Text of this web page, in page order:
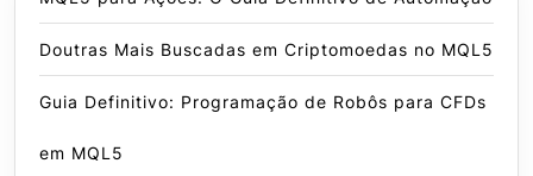
Doutras Mais Buscadas em Criptomoedas no MQL5
Guia Definitivo: Programação de Robôs para CFDs
em MQL5